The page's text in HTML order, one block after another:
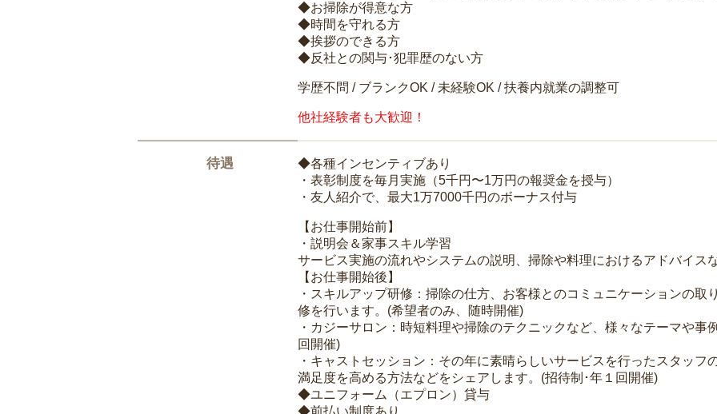
◆お掃除が得意な方
◆時間を守れる方
◆挨拶のできる方
◆反社との関与･犯罪歴のない方
学歴不問 / ブランクOK / 未経験OK / 扶養内就業の調整可
他社経験者も大歓迎！
待遇
◆各種インセンティブあり
・表彰制度を毎月実施（5千円〜1万円の報奨金を授与）
・友人紹介で、最大1万7000千円のボーナス付与
【お仕事開始前】
・説明会＆家事スキル学習
サービス実施の流れやシステムの説明、掃除や料理におけるアドバイス
【お仕事開始後】
・スキルアップ研修：掃除の仕方、お客様とのコミュニケーションの
修を行います。(希望者のみ、随時開催)
・カジーサロン：時短料理や掃除のテクニックなど、様々なテーマや事
回開催)
・キャストセッション：その年に素晴らしいサービスを行ったスタッ
満足度を高める方法などをシェアします。(招待制･年１回開催)
◆ユニフォーム（エプロン）貸与
◆前払い制度あり